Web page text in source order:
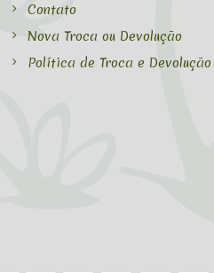
Contato
Nova Troca ou Devolução
Política de Troca e Devolução